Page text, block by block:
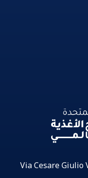
Via Cesare Giulio